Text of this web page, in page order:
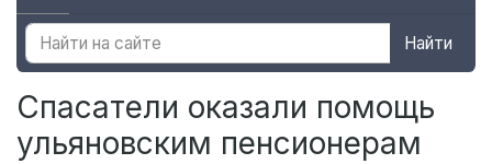
Найти
Спасатели оказали помощь
ульяновским пенсионерам